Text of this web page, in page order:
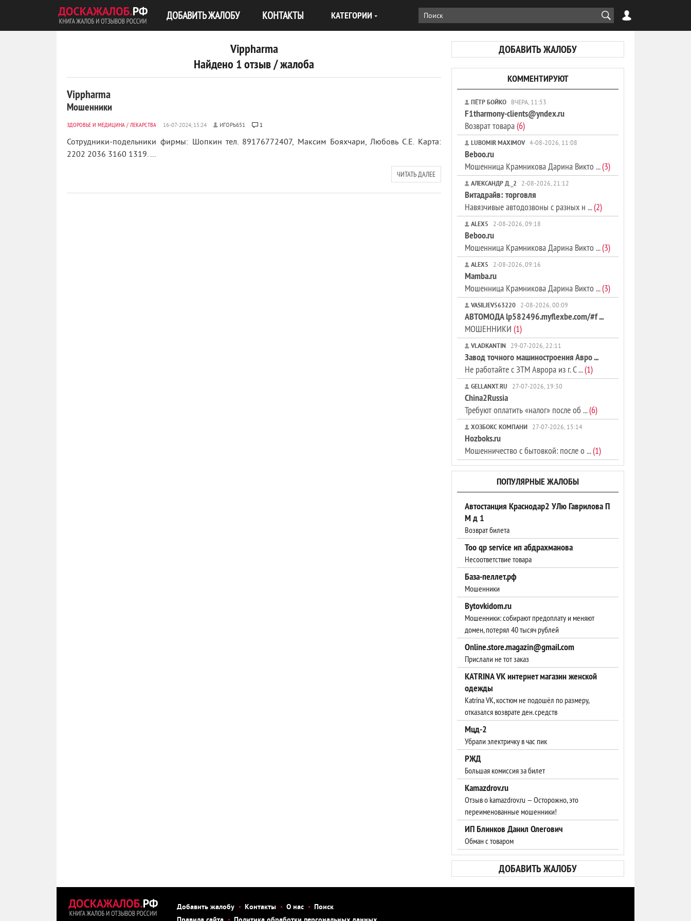
ДОБАВИТЬ ЖАЛОБУ КОНТАКТЫ КАТЕГОРИИ
ДОБАВИТЬ ЖАЛОБУ
Vippharma
Найдено 1 отзыв / жалоба
Vippharma
Мошенники
ЗДОРОВЬЕ И МЕДИЦИНА / ЛЕКАРСТВА ИГОРЬ651 1
Сотрудники-подельники фирмы: Шопкин тел. 89176772407, Максим Бояхчари, Любовь С.Е. Карта:
2202 2036 3160 1319. ...
ЧИТАТЬ ДАЛЕЕ
КОММЕНТИРУЮТ
ПЁТР БОЙКО ВЧЕРА, 11:53
F1tharmony-clients@yndex.ru
Возврат товара(6)
LUBOMIR MAXIMOV 4-08-2026, 11:08
Beboo.ru
Мошенница Крамникова Дарина Викто ...(3)
АЛЕКСАНДР Д._2 2-08-2026, 21:12
Витадрайв: торговля
Навязчивые автодозвоны с разных н ...(2)
ALEX5 2-08-2026, 09:18
Beboo.ru
Мошенница Крамникова Дарина Викто ...(3)
ALEX5 2-08-2026, 09:16
Mamba.ru
Мошенница Крамникова Дарина Викто ...(3)
VASILJEV563220 2-08-2026, 00:09
АВТОМОДА lp582496.myflexbe.com/#f ...
МОШЕННИКИ (1)
VLADKANTIN 29-07-2026, 22:11
Завод точного машиностроения Авро ...
Не работайте с ЗТМ Аврора из г. С ...(1)
GELLANXT.RU 27-07-2026, 19:30
China2Russia
Требуют оплатить «налог» после об ...(6)
ХОЗБОКС КОМПАНИ 27-07-2026, 15:14
Hozboks.ru
Мошенничество с бытовкой: после о ...(1)
ПОПУЛЯРНЫЕ ЖАЛОБЫ
Автостанция Краснодар2 УЛю Гаврилова П
М д 1
Возврат билета
Тоо qp service ип абдрахманова
Несоответствие товара
База-пеллет.рф
Мошенники
Bytovkidom.ru
Мошенники: собирают предоплату и меняют
домен, потерял 40 тысяч рублей
Online.store.magazin@gmail.com
Прислали не тот заказ
KATRINA VK интернет магазин женской
одежды
Katrina VK, костюм не подошёл по размеру,
отказался возврате ден. средств
Мцд-2
Убрали электричку в час пик
РЖД
Большая комиссия за билет
Kamazdrov.ru
Отзыв о kamazdrov.ru — Осторожно, это
переименованные мошенники!
ИП Блинков Данил Олегович
Обман с товаром
ДОБАВИТЬ ЖАЛОБУ
Добавить жалобу Контакты О нас
Поиск